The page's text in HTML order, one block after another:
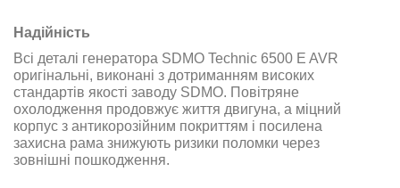
Надійність
Всі деталі генератора SDMO Technic 6500 E AVR
оригінальні, виконані з дотриманням високих
стандартів якості заводу SDMO. Повітряне
охолодження продовжує життя двигуна, а міцний
корпус з антикорозійним покриттям і посилена
захисна рама знижують ризики поломки через
зовнішні пошкодження.